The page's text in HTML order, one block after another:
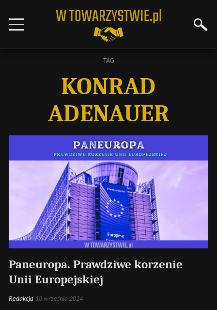
TAG
KONRAD
ADENAUER
Paneuropa. Prawdziwe korzenie
Unii Europejskiej
Redakcja 18 września 2024